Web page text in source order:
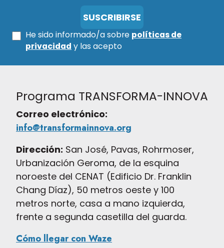
He sido informado/a sobre políticas de
privacidad y las acepto
Programa TRANSFORMA-INNOVA
Correo electrónico:
info@transformainnova.org
Dirección: San José, Pavas, Rohrmoser,
Urbanización Geroma, de la esquina
noroeste del CENAT (Edificio Dr. Franklin
Chang Díaz), 50 metros oeste y 100
metros norte, casa a mano izquierda,
frente a segunda casetilla del guarda.
Cómo llegar con Waze